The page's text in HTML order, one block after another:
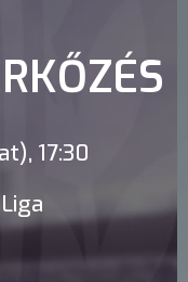
17:30